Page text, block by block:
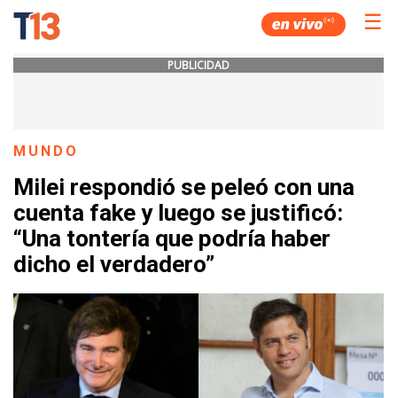
☰
PUBLICIDAD
MUNDO
Milei respondió se peleó con una
cuenta fake y luego se justificó:
“Una tontería que podría haber
dicho el verdadero”